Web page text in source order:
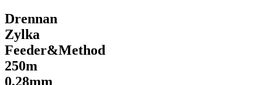
Drennan
Zylka
Feeder&Method
250m
0,28mm